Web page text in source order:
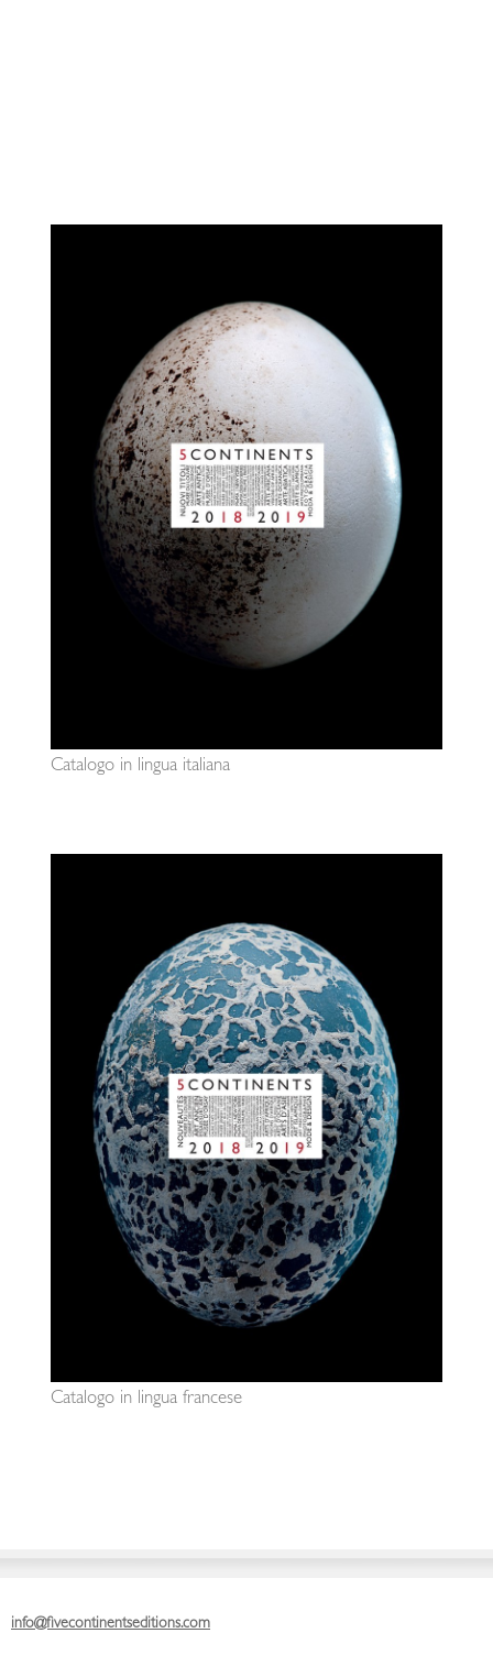
Catalogo in lingua italiana
Catalogo in lingua francese
info@fivecontinentseditions.com